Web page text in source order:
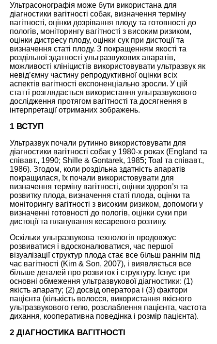
Ультрасонографія може бути використана для
діагностики вагітності собак, визначення терміну
вагітності, оцінки дозрівання плоду та готовності до
пологів, моніторингу вагітності з високим ризиком,
оцінки дистресу плоду, оцінки сук при дистоції та
визначення статі плоду. З покращенням якості та
роздільної здатності ультразвукових апаратів,
можливості клініцистів використовувати ультразвук як
невід’ємну частину репродуктивної оцінки всіх
аспектів вагітності експоненціально зросли. У цій
статті розглядається використання ультразвукового
дослідження протягом вагітності та досягнення в
інтерпретації отриманих зображень.
1 ВСТУП
Ультразвук почали рутинно використовувати для
діагностики вагітності собак у 1980-х роках (England та
співавт., 1990; Shille & Gontarek, 1985; Toal та співавт.,
1986). Згодом, коли роздільна здатність апаратів
покращилася, їх почали використовувати для
визначення терміну вагітності, оцінки здоров’я та
розвитку плода, визначення статі плода, оцінки та
моніторингу вагітності з високим ризиком, допомоги у
визначенні готовності до пологів, оцінки суки при
дистоції та планування кесаревого розтину.
Оскільки ультразвукова технологія продовжує
розвиватися і вдосконалюватися, час першої
візуалізації структур плода стає все більш раннім під
час вагітності (Kim & Son, 2007), і виявляється все
більше деталей про розвиток і структуру. Існує три
основні обмеження ультразвукової діагностики: (1)
якість апарату; (2) досвід оператора і (3) фактори
пацієнта (кількість волосся, використання якісного
ультразвукового гелю, розслаблення пацієнта, частота
дихання, кооперативна поведінка і розмір пацієнта).
2 ДІАГНОСТИКА ВАГІТНОСТІ